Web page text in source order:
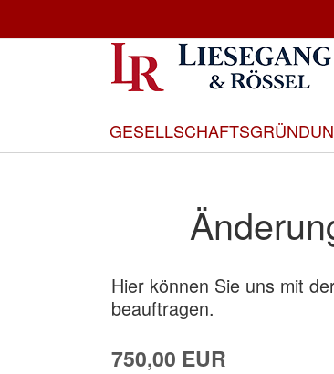
zum
Inhalt
Hier können Sie uns mit
beauftragen.
750,00 EUR